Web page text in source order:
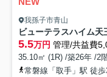
我孫子市青山
ビューテラスハイム天
5.5万円 管理/共益費
35.10㎡ (1R) /築26年 /2
常磐線「取手」駅 徒